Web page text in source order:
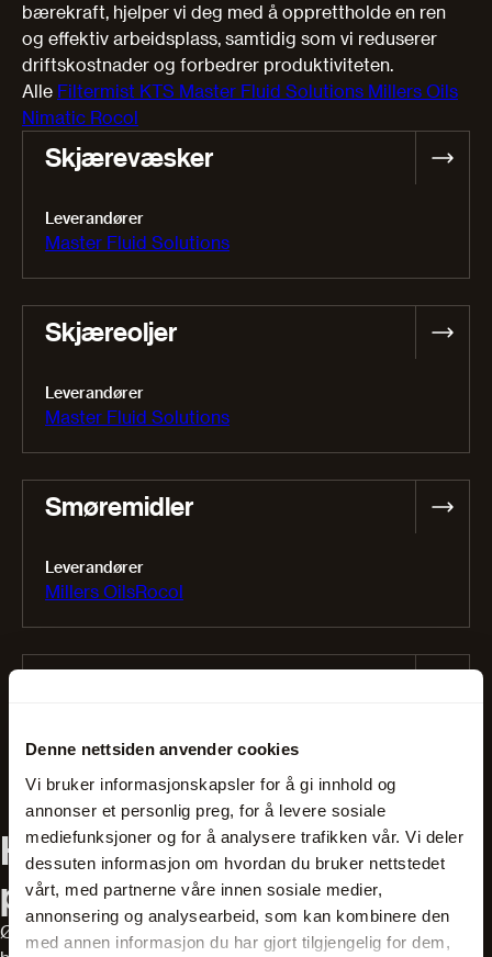
Denne nettsiden anvender cookies
Vi bruker informasjonskapsler for å gi innhold og
annonser et personlig preg, for å levere sosiale
mediefunksjoner og for å analysere trafikken vår. Vi deler
dessuten informasjon om hvordan du bruker nettstedet
vårt, med partnerne våre innen sosiale medier,
annonsering og analysearbeid, som kan kombinere den
med annen informasjon du har gjort tilgjengelig for dem,
bærekraft, hjelper vi deg med å opprettholde en ren
og effektiv arbeidsplass, samtidig som vi reduserer
driftskostnader og forbedrer produktiviteten.
Alle Filtermist KTS Master Fluid Solutions Millers Oils
Nimatic Rocol
Skjærevæsker
Leverandører
Master Fluid Solutions
Skjæreoljer
Leverandører
Master Fluid Solutions
Smøremidler
Leverandører
Millers OilsRocol
Leverandører
Har du spørsmål om våre
produkter?
Ønsker du hjelp til å finne riktig utstyr? Våre salgsteknikere